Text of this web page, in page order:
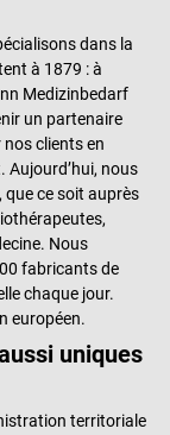
dans la
à 1879 : à
Medizinbedarf
un partenaire
clients en
Aujourd’hui, nous
que ce soit auprès
Nous
fabricants de
chaque jour.
européen.
uniques
territoriale